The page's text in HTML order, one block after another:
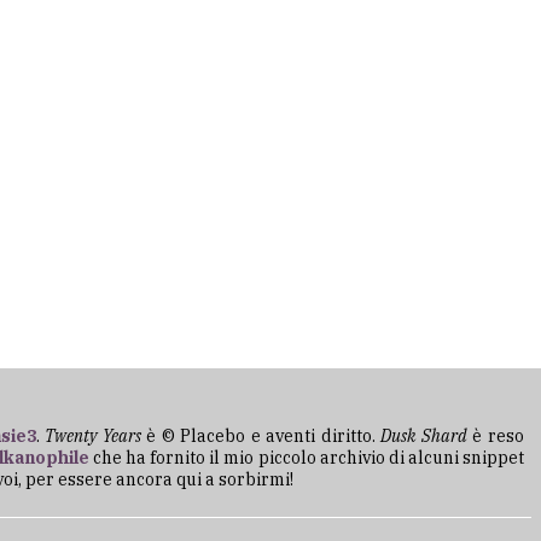
. Twenty Yearsè © Placebo e aventi diritto.Dusk Shardè reso
che ha fornito il mio piccolo archivio di alcuni snippet
per essere ancora qui a sorbirmi!